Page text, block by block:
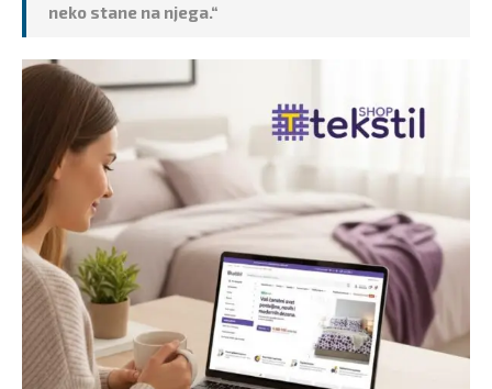
neko stane na njega.“